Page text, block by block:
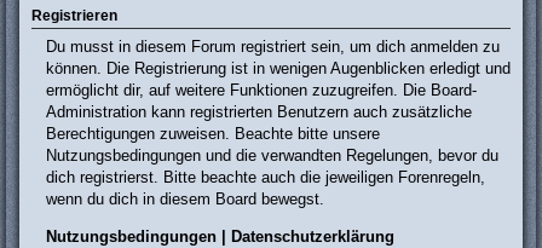
Registrieren
Du musst in diesem Forum registriert sein, um dich anmelden zu
können. Die Registrierung ist in wenigen Augenblicken erledigt und
ermöglicht dir, auf weitere Funktionen zuzugreifen. Die Board-
Administration kann registrierten Benutzern auch zusätzliche
Berechtigungen zuweisen. Beachte bitte unsere
Nutzungsbedingungen und die verwandten Regelungen, bevor du
dich registrierst. Bitte beachte auch die jeweiligen Forenregeln,
wenn du dich in diesem Board bewegst.
Nutzungsbedingungen Datenschutzerklärung